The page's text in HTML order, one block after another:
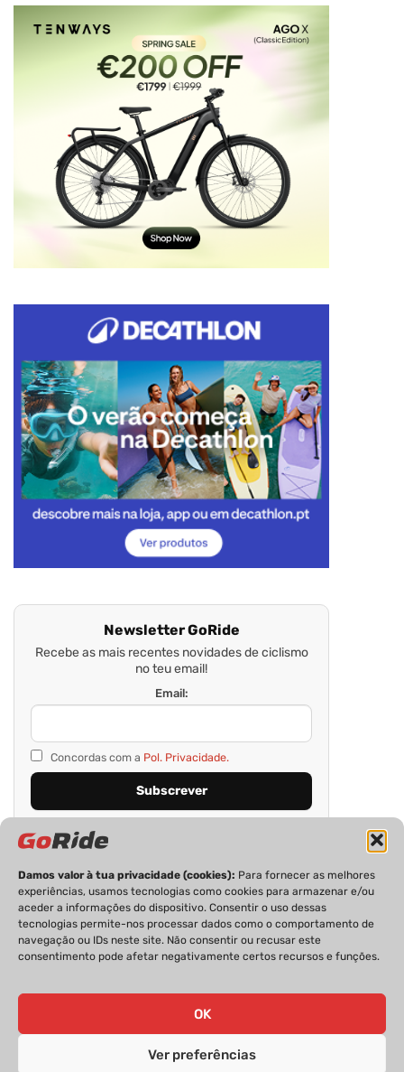
Damos valor à tua privacidade (cookies): Para fornecer as melhores
experiências, usamos tecnologias como cookies para armazenar e/ou
aceder a informações do dispositivo. Consentir o uso dessas
tecnologias permite-nos processar dados como o comportamento de
navegação ou IDs neste site. Não consentir ou recusar este
consentimento pode afetar negativamente certos recursos e funções.
OK
Ver preferências
Newsletter GoRide
Recebe as mais recentes novidades de ciclismo
no teu email!
Email:
Concordas com a Pol. Privacidade.
PRIVACIDADE FICHA TÉCNICA
ESTATUTO EDITORIAL